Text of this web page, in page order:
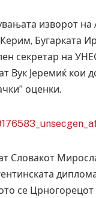
изворот на
Бугарката
секретар на
Вук Јеремиќ кои
оценки.
Словакот
се